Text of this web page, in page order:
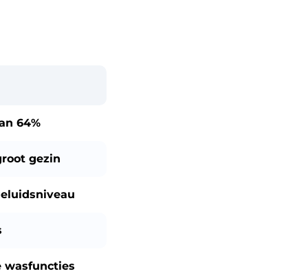
64%
gezin
wasfuncties